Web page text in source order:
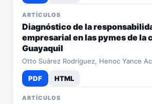
ARTÍCULOS
Diagnóstico de la
empresarial en las pymes de la
Guayaquil
Otto Suárez Rodríguez, Henoc Yance
PDF HTML
ARTÍCULOS